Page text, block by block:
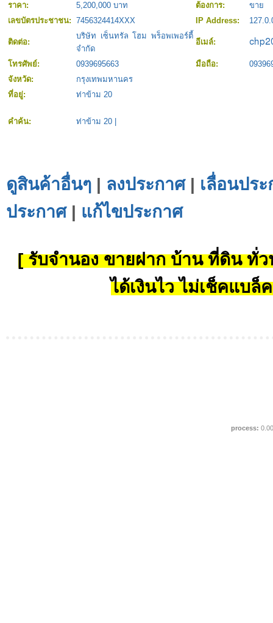
ราคา:
5,200,000 บาท ต้องการ:
ขาย
เลขบัตรประชาชน: 7456324414XXX IP Address:
ติดต่อ:
บริษัท เซ็นทรัล โฮม พร็อพเพอร์ตี้
จำกัด
อีเมล์:
โทรศัพย์: 0939695663 มือถือ:
จังหวัด:
กรุงเทพมหานคร
ที่อยู่:
ท่าข้าม 20
คำค้น: ท่าข้าม 20
ดูสินค้าอื่นๆ | ลงประกาศ| เลื่อนปร
ประกาศ| แก้ไขประกาศ
[ รับจำนอง ขายฝาก บ้าน ที่ดิน ทั่ว
ได้เงินไว ไม่เช็คแบล็
process: